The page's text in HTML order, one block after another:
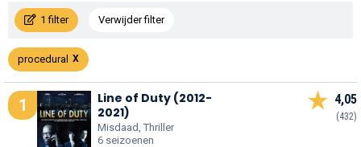
1 filter Verwijder filter
procedural
1
Line of Duty (2012-
2021)
Misdaad, Thriller
6 seizoenen
4,05
(432)